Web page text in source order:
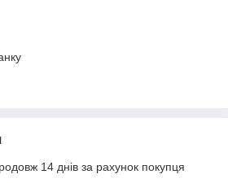
14 днів за рахунок покупця